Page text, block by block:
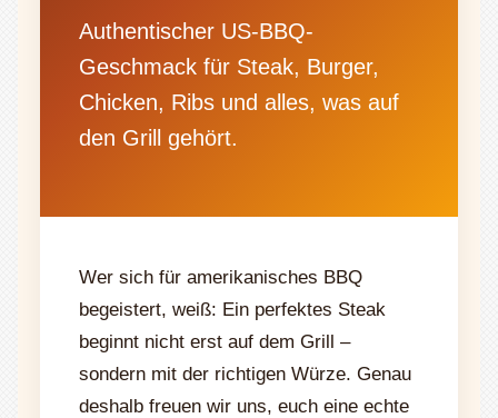
Authentischer US-BBQ-
Geschmack für Steak, Burger,
Chicken, Ribs und alles, was auf
den Grill gehört.
Wer sich für amerikanisches BBQ
begeistert, weiß: Ein perfektes Steak
beginnt nicht erst auf dem Grill –
sondern mit der richtigen Würze. Genau
deshalb freuen wir uns, euch eine echte